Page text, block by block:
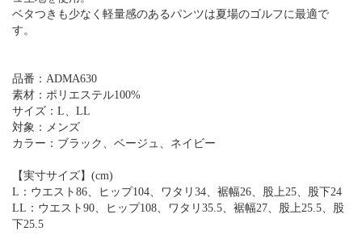
ベタつきも少なく軽量感のあるパンツは夏場のゴルフに最適で
す。
品番：ADMA630
素材：ポリエステル100%
サイズ：L、LL
対象：メンズ
カラー：ブラック、ベージュ、ネイビー
【実寸サイズ】(cm)
L：ウエスト86、ヒップ104、ワタリ34、裾幅26、股上25、股下24
LL：ウエスト90、ヒップ108、ワタリ35.5、裾幅27、股上25.5、股
下25.5